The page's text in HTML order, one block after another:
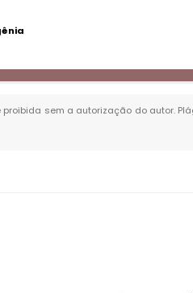
sem a autorização do autor.